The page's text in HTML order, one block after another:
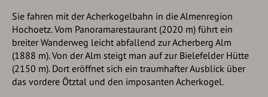
Sie fahren mit der Acherkogelbahn in die Almenregion
Hochoetz. Vom Panoramarestaurant (2020 m) führt ein
breiter Wanderweg leicht abfallend zur Acherberg Alm
(1888 m). Von der Alm steigt man auf zur Bielefelder Hütte
(2150 m). Dort eröffnet sich ein traumhafter Ausblick über
das vordere Ötztal und den imposanten Acherkogel.